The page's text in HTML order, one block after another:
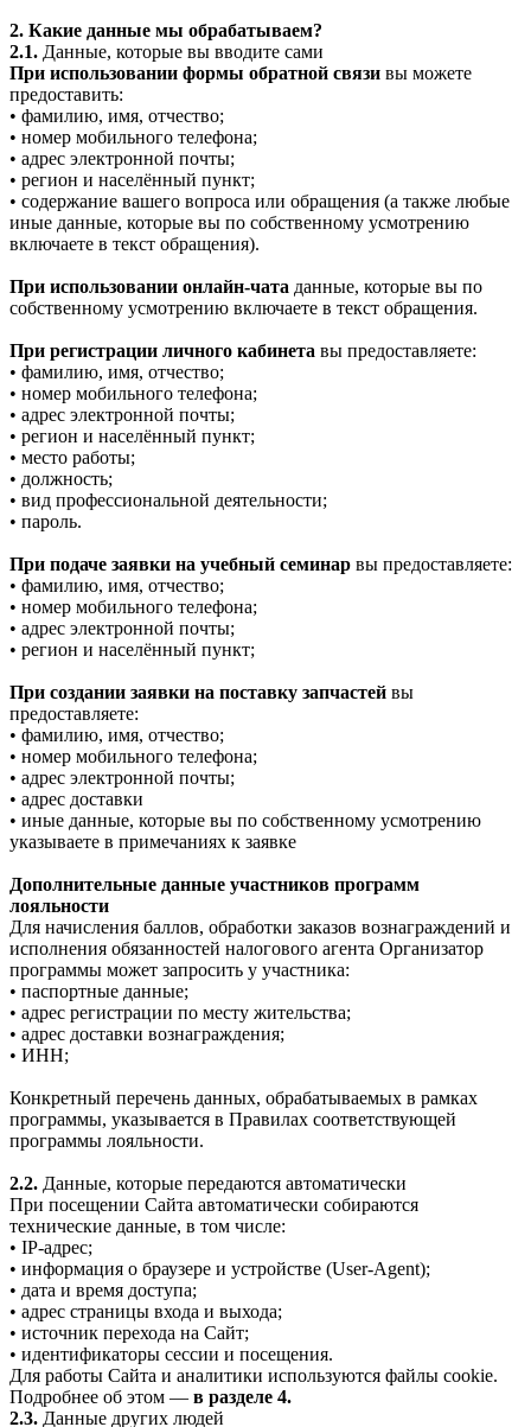
2. Какие данные мы обрабатываем?
2.1. Данные, которые вы вводите сами
При использовании формы обратной связи вы можете
предоставить:
• фамилию, имя, отчество;
• номер мобильного телефона;
• адрес электронной почты;
• регион и населённый пункт;
• содержание вашего вопроса или обращения (а также любые
иные данные, которые вы по собственному усмотрению
включаете в текст обращения).
При использовании онлайн-чата данные, которые вы по
собственному усмотрению включаете в текст обращения.
При регистрации личного кабинета вы предоставляете:
• фамилию, имя, отчество;
• номер мобильного телефона;
• адрес электронной почты;
• регион и населённый пункт;
• место работы;
• должность;
• вид профессиональной деятельности;
• пароль.
При подаче заявки на учебный семинар вы предоставляете:
• фамилию, имя, отчество;
• номер мобильного телефона;
• адрес электронной почты;
• регион и населённый пункт;
При создании заявки на поставку запчастей вы
предоставляете:
• фамилию, имя, отчество;
• номер мобильного телефона;
• адрес электронной почты;
• адрес доставки
• иные данные, которые вы по собственному усмотрению
указываете в примечаниях к заявке
Дополнительные данные участников программ
лояльности
Для начисления баллов, обработки заказов вознаграждений и
исполнения обязанностей налогового агента Организатор
программы может запросить у участника:
• паспортные данные;
• адрес регистрации по месту жительства;
• адрес доставки вознаграждения;
• ИНН;
Конкретный перечень данных, обрабатываемых в рамках
программы, указывается в Правилах соответствующей
программы лояльности.
2.2. Данные, которые передаются автоматически
При посещении Сайта автоматически собираются
технические данные, в том числе:
• IP-адрес;
• информация о браузере и устройстве (User-Agent);
• дата и время доступа;
• адрес страницы входа и выхода;
• источник перехода на Сайт;
• идентификаторы сессии и посещения.
Для работы Сайта и аналитики используются файлы cookie.
Подробнее об этом — в разделе 4.
2.3. Данные других людей